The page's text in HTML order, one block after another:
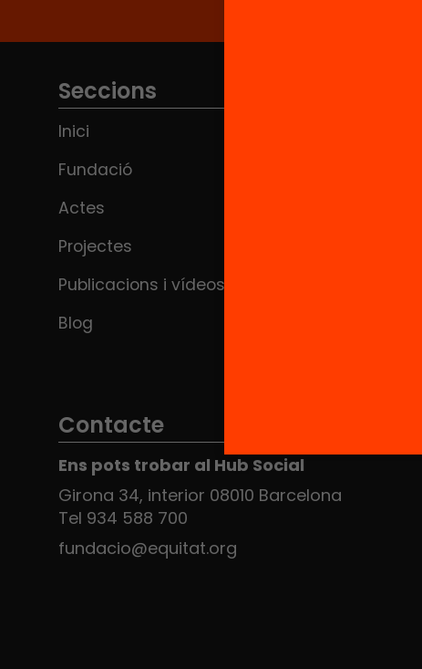
Seccions
Inici
Fundació
Actes
Projectes
Publicacions i vídeos
Blog
Contacte
Ens pots trobar al Hub Social
Girona 34, interior 08010 Barcelona
Tel 934 588 700
fundacio@equitat.org